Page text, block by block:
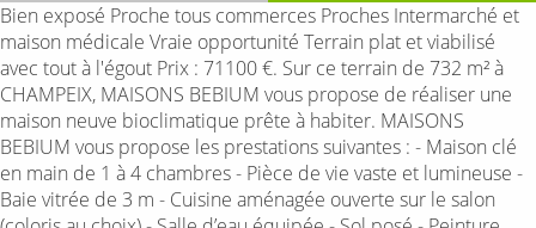
Bien exposé Proche tous commerces Proches Intermarché et
maison médicale Vraie opportunité Terrain plat et viabilisé
avec tout à l'égout Prix : 71100 €. Sur ce terrain de 732 m² à
CHAMPEIX, MAISONS BEBIUM vous propose de réaliser une
maison neuve bioclimatique prête à habiter. MAISONS
BEBIUM vous propose les prestations suivantes : - Maison clé
en main de 1 à 4 chambres - Pièce de vie vaste et lumineuse -
Baie vitrée de 3 m - Cuisine aménagée ouverte sur le salon